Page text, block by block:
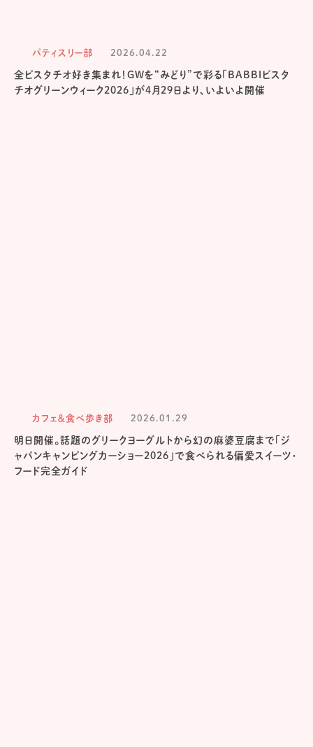
パティスリー部 2026.04.22
全ピスタチオ好き集まれ！GWを“みどり”で彩る「BABBIピスタ
チオグリーンウィーク2026」が4月29日より、いよいよ開催
カフェ＆食べ歩き部 2026.01.29
明日開催。話題のグリークヨーグルトから幻の麻婆豆腐まで「ジ
ャパンキャンピングカーショー2026」で食べられる偏愛スイーツ・
フード完全ガイド